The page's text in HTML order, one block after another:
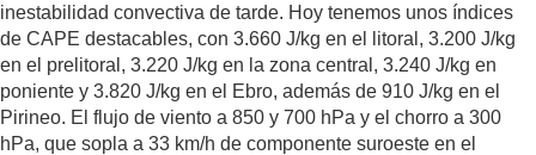
inestabilidad convectiva de tarde. Hoy tenemos unos índices
de CAPE destacables, con 3.660 J/kg en el litoral, 3.200 J/kg
en el prelitoral, 3.220 J/kg en la zona central, 3.240 J/kg en
poniente y 3.820 J/kg en el Ebro, además de 910 J/kg en el
Pirineo. El flujo de viento a 850 y 700 hPa y el chorro a 300
hPa, que sopla a 33 km/h de componente suroeste en el